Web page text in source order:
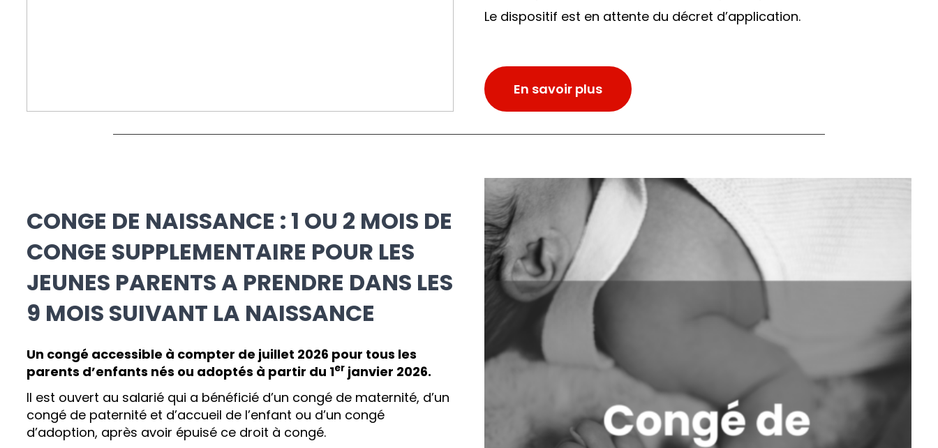
Le dispositif est en attente du décret d’application.
en savoir plus
CONGE DE NAISSANCE : 1 OU 2 MOIS DE
CONGE SUPPLEMENTAIRE POUR LES
JEUNES PARENTS A PRENDRE DANS LES
9 MOIS SUIVANT LA NAISSANCE
Un congé accessible à compter de juillet 2026 pour tous les
parents d’enfants nés ou adoptés à partir du 1er janvier 2026.
Il est ouvert au salarié qui a bénéficié d’un congé de maternité, d’un
congé de paternité et d’accueil de l’enfant ou d’un congé
d’adoption, après avoir épuisé ce droit à congé.